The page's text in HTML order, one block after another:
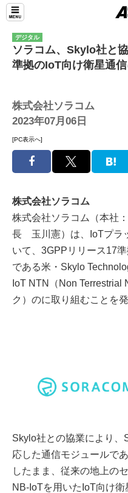
デジタル
ソラコム、Skylo社と
準拠のIoT向け衛星通
株式会社ソラコム
2023年07月06日
[PC表示へ]
株式会社ソラコム
株式会社ソラコム（本社
長 玉川憲）は、IoTプラ
いて、3GPPリリース17
である米・Skylo
IoT NTN（Non Terrestrial
ク）のに取り組むことを発
Skylo社との協業により
応した通信モジュールで
したまま、従来の地上の
NB-IoTを用いたIoT向け